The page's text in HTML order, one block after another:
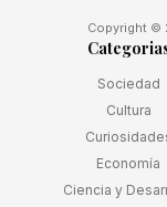
Copyright ©
Sociedad
Cultura
Economía
Ciencia y